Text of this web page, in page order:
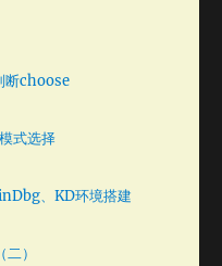
choose
式选择
、KD环境搭建
）